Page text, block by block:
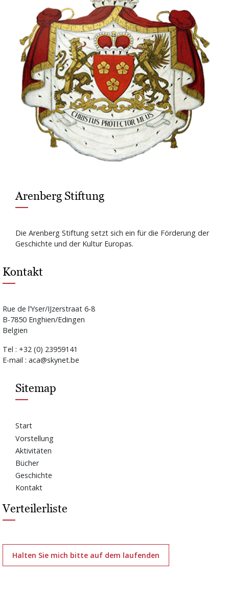
Arenberg Stiftung
Die Arenberg Stiftung setzt sich ein für die Förderung der
Geschichte und der Kultur Europas.
Kontakt
Rue de l’Yser/IJzerstraat 6-8
B-7850 Enghien/Edingen
Belgien
Tel : +32 (0) 23959141
E-mail : aca@skynet.be
Sitemap
Start
Vorstellung
Aktivitäten
Bücher
Geschichte
Kontakt
Verteilerliste
Halten Sie mich bitte auf dem laufenden